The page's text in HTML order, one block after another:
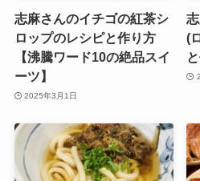
志麻さんのイチゴの紅茶シ
ロップのレシピと作り方
【沸騰ワード10の絶品スイ
ーツ】
2025年3月1日
(